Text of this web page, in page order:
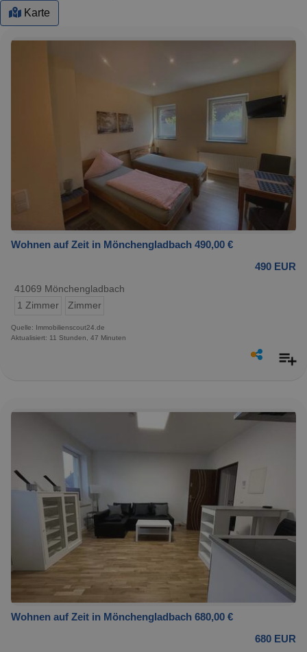
Karte
Wohnen auf Zeit in Mönchengladbach 490,00 €
490 EUR
41069 Mönchengladbach
1 Zimmer
Zimmer
Quelle: Immobilienscout24.de
Aktualisiert: 11 Stunden, 47 Minuten
Wohnen auf Zeit in Mönchengladbach 680,00 €
680 EUR